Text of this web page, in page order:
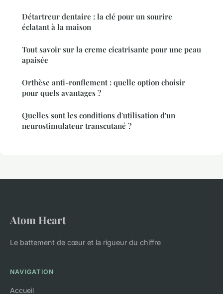
Détartreur dentaire : la clé pour un sourire
éclatant à la maison
Tout savoir sur la creme cicatrisante pour une peau
apaisée
Orthèse anti-ronflement : quelle option choisir
pour quels avantages ?
Quelles sont les conditions d'utilisation d'un
neurostimulateur transcutané ?
Atom Heart
Le battement de cœur et la rigueur du chiffre
NAVIGATION
Accueil